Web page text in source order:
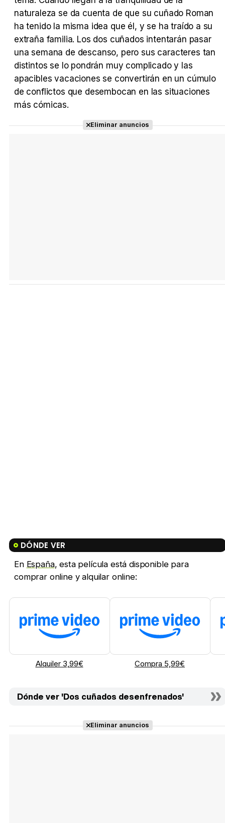
Tráiler Oficial en VOSE 'The Audacity'
naturaleza se da cuenta de que su cuñado Roman
ha tenido la misma idea que él, y se ha traído a su
extraña familia. Los dos cuñados intentarán pasar
una semana de descanso, pero sus caracteres tan
distintos se lo pondrán muy complicado y las
apacibles vacaciones se convertirán en un cúmulo
de conflictos que desembocan en las situaciones
más cómicas.
Eliminar anuncios
DÓNDE VER
En España, esta película está disponible para
comprar online y alquilar online:
Alquiler 3,99€ Compra 5,99€
Dónde ver 'Dos cuñados desenfrenados'
Eliminar anuncios